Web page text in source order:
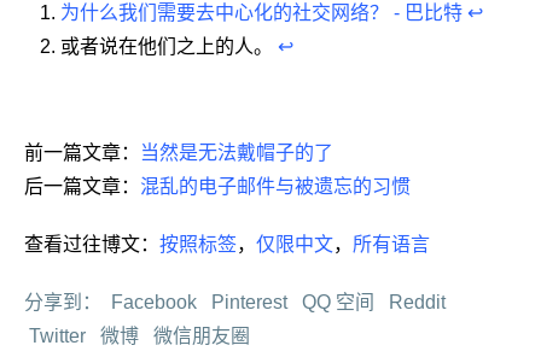
为什么我们需要去中心化的社交网络？ - 巴比特 ↩
或者说在他们之上的人。 ↩
前一篇文章：
当然是无法戴帽子的了
后一篇文章： 混乱的电子邮件与被遗忘的习惯
查看过往博文： 按照标签， 仅限中文， 所有语言
分享到： Facebook Pinterest QQ 空间
Reddit
Twitter
微博
微信朋友圈